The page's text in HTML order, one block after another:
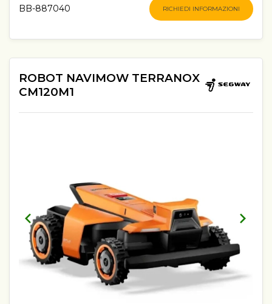
BB-887040 RICHIEDI INFORMAZIONI
ROBOT NAVIMOW TERRANOX
CM120M1